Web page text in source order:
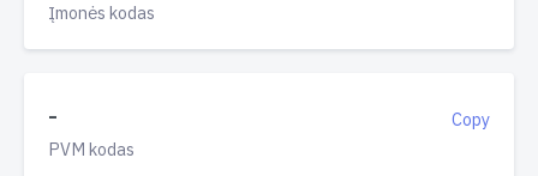
Įmonės kodas
Copy
-
PVM kodas